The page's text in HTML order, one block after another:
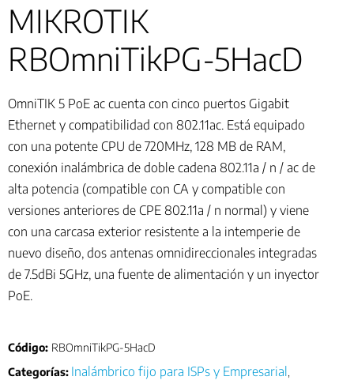
MIKROTIK
RBOmniTikPG-5HacD
OmniTIK 5 PoE ac cuenta con cinco puertos Gigabit
Ethernet y compatibilidad con 802.11ac. Está equipado
con una potente CPU de 720MHz, 128 MB de RAM,
conexión inalámbrica de doble cadena 802.11a / n / ac de
alta potencia (compatible con CA y compatible con
versiones anteriores de CPE 802.11a / n normal) y viene
con una carcasa exterior resistente a la intemperie de
nuevo diseño, dos antenas omnidireccionales integradas
de 7.5dBi 5GHz, una fuente de alimentación y un inyector
PoE.
Código: RBOmniTikPG-5HacD
Categorías: Inalámbrico fijo para ISPs y Empresarial